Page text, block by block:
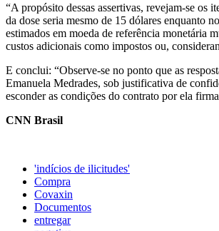
“A propósito dessas assertivas, revejam-se os
da dose seria mesmo de 15 dólares enquanto
estimados em moeda de referência monetária
custos adicionais como impostos ou,
E conclui: “Observe-se no ponto que as
Emanuela Medrades, sob justificativa de
esconder as condições do contrato por ela
CNN Brasil
'indícios de ilicitudes'
Compra
Covaxin
Documentos
entregar